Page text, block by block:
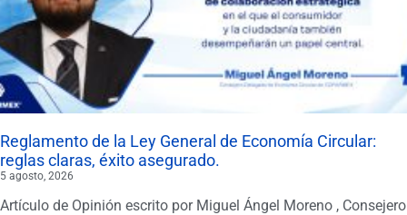
Reglamento de la Ley General de Economía Circular:
reglas claras, éxito asegurado.
5 agosto, 2026
Artículo de Opinión escrito por Miguel Ángel Moreno , Consejero